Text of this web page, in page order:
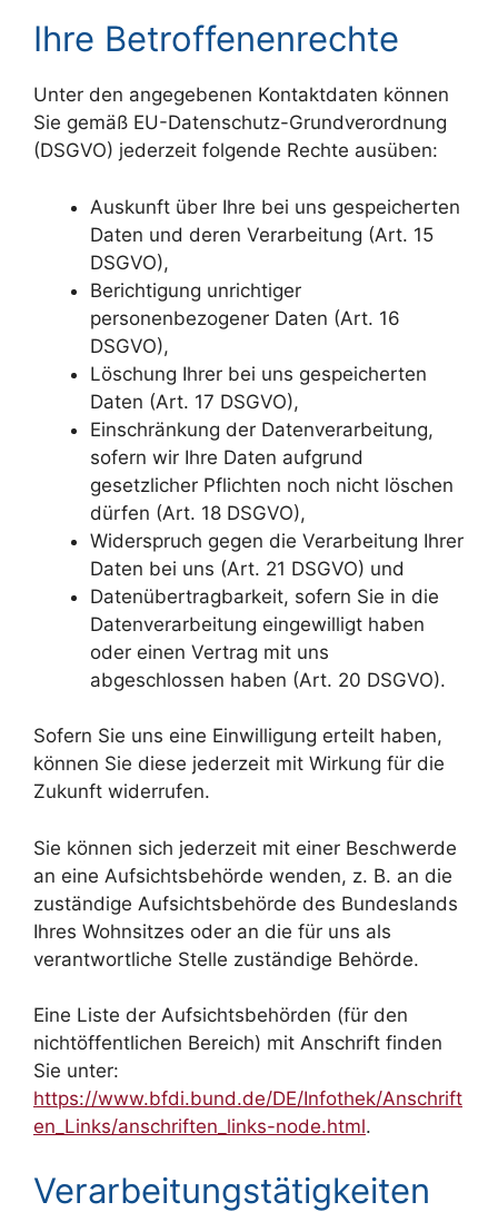
Ihre Betroffenenrechte
Unter den angegebenen Kontaktdaten können
Sie gemäß EU-Datenschutz-Grundverordnung
(DSGVO) jederzeit folgende Rechte ausüben:
Auskunft über Ihre bei uns gespeicherten
Daten und deren Verarbeitung (Art. 15
DSGVO),
Berichtigung unrichtiger
personenbezogener Daten (Art. 16
DSGVO),
Löschung Ihrer bei uns gespeicherten
Daten (Art. 17 DSGVO),
Einschränkung der Datenverarbeitung,
sofern wir Ihre Daten aufgrund
gesetzlicher Pflichten noch nicht löschen
dürfen (Art. 18 DSGVO),
Widerspruch gegen die Verarbeitung Ihrer
Daten bei uns (Art. 21 DSGVO) und
Datenübertragbarkeit, sofern Sie in die
Datenverarbeitung eingewilligt haben
oder einen Vertrag mit uns
abgeschlossen haben (Art. 20 DSGVO).
Sofern Sie uns eine Einwilligung erteilt haben,
können Sie diese jederzeit mit Wirkung für die
Zukunft widerrufen.
Sie können sich jederzeit mit einer Beschwerde
an eine Aufsichtsbehörde wenden, z. B. an die
zuständige Aufsichtsbehörde des Bundeslands
Ihres Wohnsitzes oder an die für uns als
verantwortliche Stelle zuständige Behörde.
Eine Liste der Aufsichtsbehörden (für den
nichtöffentlichen Bereich) mit Anschrift finden
Sie unter:
https://www.bfdi.bund.de/DE/Infothek/Anschrift
en_Links/anschriften_links-node.html.
Verarbeitungstätigkeiten